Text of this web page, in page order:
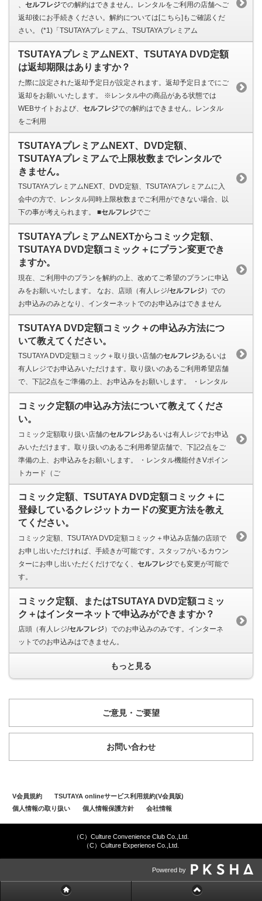
セルフレジでの解約はできません。レンタルをご利用の店舗へご
返却後にお手続きください。解約については[こちら]もご確認くだ
さい。 (*1)「TSUTAYAプレミアム、TSUTAYAプレミアム
TSUTAYAプレミアムNEXT、TSUTAYA DVD定額
は返却期限はありますか？
た際に設定された返却予定日が設定されます。返却予定日までにご
返却をお願いいたします。 ※レンタル中の商品がある状態では
WEBサイトおよび、 セルフレジでの解約はできません。レンタル
をご利用
TSUTAYAプレミアムNEXT、DVD定額、
TSUTAYAプレミアムで上限枚数までレンタルで
きません。
TSUTAYAプレミアムNEXT、DVD定額、TSUTAYAプレミアムに入
会中の方で、レンタル同時上限枚数までご利用ができない場合、以
下の事が考えられます。 ■セルフレジでご
TSUTAYAプレミアムNEXTからコミック定額、
TSUTAYA DVD定額コミック＋にプラン変更でき
ますか。
現在、ご利用中のプランを解約の上、改めてご希望のプランに申込
みをお願いいたします。 なお、店頭（有人レジ/セルフレジ）での
お申込みのみとなり、インターネットでのお申込みはできません
TSUTAYA DVD定額コミック＋の申込み方法につ
いて教えてください。
TSUTAYA DVD定額コミック＋取り扱い店舗のセルフレジあるいは
有人レジでお申込みいただけます。取り扱いのあるご利用希望店舗
で、下記2点をご準備の上、お申込みをお願いします。 ・レンタル
コミック定額の申込み方法について教えてくださ
い。
コミック定額取り扱い店舗のセルフレジあるいは有人レジでお申込
みいただけます。取り扱いのあるご利用希望店舗で、下記2点をご
準備の上、お申込みをお願いします。 ・レンタル機能付きVポイン
トカード（ご
コミック定額、TSUTAYA DVD定額コミック＋に
登録しているクレジットカードの変更方法を教え
てください。
コミック定額、TSUTAYA DVD定額コミック＋申込み店舗の店頭で
お申し出いただければ、手続きが可能です。スタッフがいるカウン
ターにお申し出いただくだけでなく、 セルフレジでも変更が可能で
す。
コミック定額、またはTSUTAYA DVD定額コミッ
ク＋はインターネットで申込みができますか？
店頭（有人レジ/セルフレジ）でのお申込みのみです。インターネ
ットでのお申込みはできません。
もっと見る
ご意見・ご要望
お問い合わせ
V会員規約
TSUTAYA onlineサービス利用規約(V会員版)
個人情報の取り扱い
個人情報保護方針 会社情報
（C）Culture Convenience Club Co.,Ltd.
（C）Culture Experience Co.,Ltd.
Powered by